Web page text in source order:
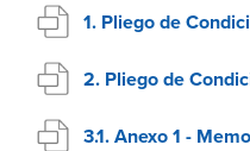
1. Pliego de
2. Pliego de
3.1. Anexo 1 -